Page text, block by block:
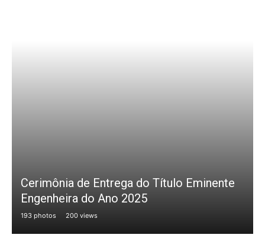
Cerimônia de Entrega do Título Eminente
Engenheira do Ano 2025
193 photos 200 views